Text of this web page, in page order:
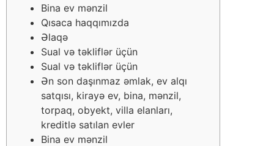
Bina ev mənzil
Qısaca haqqımızda
Əlaqə
Sual və təkliflər üçün
Sual və təkliflər üçün
Ən son daşınmaz əmlak, ev alqı
satqısı, kirayə ev, bina, mənzil,
torpaq, obyekt, villa elanları,
kreditlə satılan evler
Bina ev mənzil